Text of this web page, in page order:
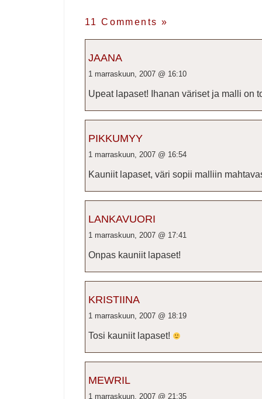
11 Comments »
JAANA
1 marraskuun, 2007 @ 16:10
Upeat lapaset! Ihanan väriset ja malli on
PIKKUMYY
1 marraskuun, 2007 @ 16:54
Kauniit lapaset, väri sopii malliin
LANKAVUORI
1 marraskuun, 2007 @ 17:41
Onpas kauniit lapaset!
KRISTIINA
1 marraskuun, 2007 @ 18:19
Tosi kauniit lapaset!
MEWRIL
1 marraskuun, 2007 @ 21:35